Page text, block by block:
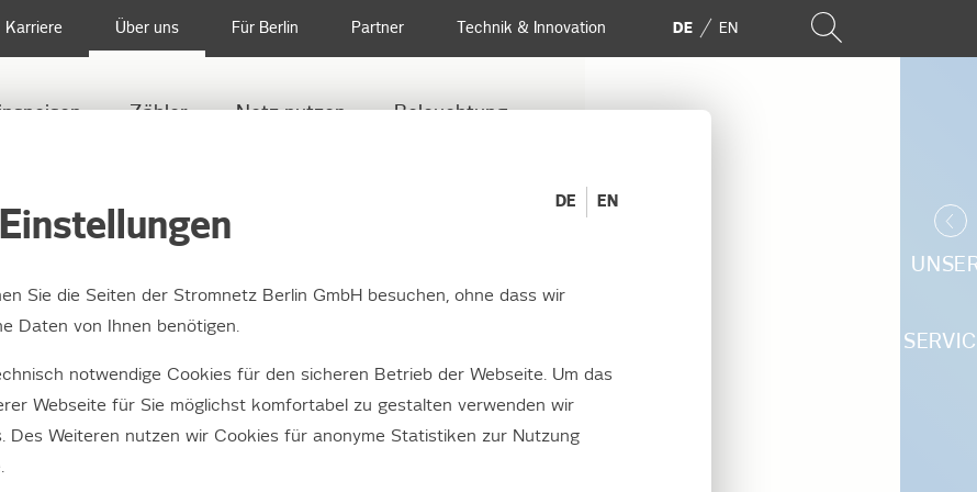
Zähler Netz nutzen Beleuchtung
Karriere Über uns Für Berlin Partner Technik & Innovation DE EN
„DAS WIRD JA IMMER SCHÖNER…“ - STROMKASTENSTYLING 2017 IST IN VOLLEM GANGE
ja immer schöner…“ -
2017 ist in
DE EN
Sie die Seiten der Stromnetz Berlin GmbH besuchen, ohne dass wir
Daten von Ihnen benötigen.
notwendige Cookies für den sicheren Betrieb der Webseite. Um das
Webseite für Sie möglichst komfortabel zu gestalten verwenden wir
Des Weiteren nutzen wir Cookies für anonyme Statistiken zur Nutzung